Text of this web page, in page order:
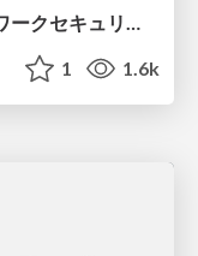
『三匹の子ぶた』から学ぶネットワークセキュリティの昔と今 / Network Security: Then and Now Through the Lens of The Three Little Pigs
1 1.6k